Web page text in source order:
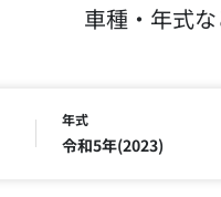
車種・年式
年式
令和5年(2023)